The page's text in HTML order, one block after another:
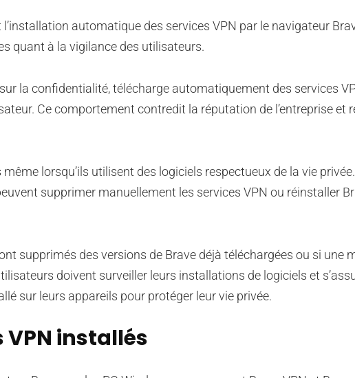
automatique des services VPN par le navigateur
quant à la vigilance des utilisateurs.
la confidentialité, télécharge automatiquement des services
Ce comportement contredit la réputation de l’entreprise et
lorsqu’ils utilisent des logiciels respectueux de la vie
supprimer manuellement les services VPN ou réinstaller
supprimés des versions de Brave déjà téléchargées ou si une
doivent surveiller leurs installations de logiciels et
sur leurs appareils pour protéger leur vie privée.
VPN installés